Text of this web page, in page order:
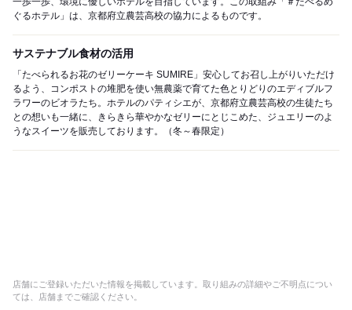
ぐるホテル」は、京都府立農芸高校の協力によるものです。
サステナブル食材の活用
「たべられるお花のゼリーケーキ SUMIRE」安心してお召し上がりいただけ
るよう、コンポストの堆肥を使い無農薬で育てた色とりどりのエディブルフ
ラワーのビオラたち。ホテルのパティシエが、京都府立農芸高校の生徒たち
との想いも一緒に、きらきら華やかなゼリーにとじこめた、ジュエリーのよ
うなスイーツを販売しております。（冬～春限定）
店舗にご登録いただいた情報を掲載しています。取り組みの詳細やご不明点につい
ては、店舗までご確認ください。